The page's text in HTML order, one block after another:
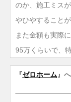
のか、施工ミス
やひやすること
また金額も実際
95万くらいで、
『ゼロホーム』